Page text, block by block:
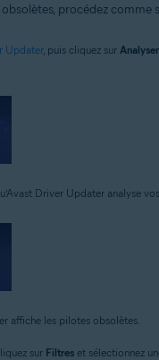
procédez comme
Updater, puis cliquez sur
Driver Updater analyse
affiche les pilotes obsolètes.
sur Filtres et sélectionnez